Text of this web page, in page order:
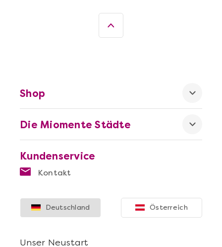
Mehr anzeigen
Kundenservice
Kontakt
Die Miomente Städte
Shop
Unser Neustart
Deutschland Österreich